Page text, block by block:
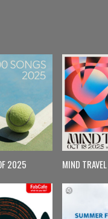
2025 MIND TRAVEL